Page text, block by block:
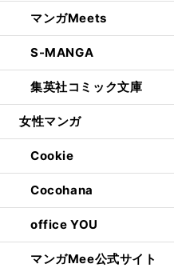
マンガMeets
S-MANGA
集英社コミック文庫
女性マンガ
Cookie
Cocohana
office YOU
マンガMee公式サイト